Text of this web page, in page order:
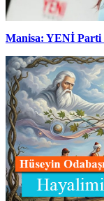
Manisa: YENİ Parti